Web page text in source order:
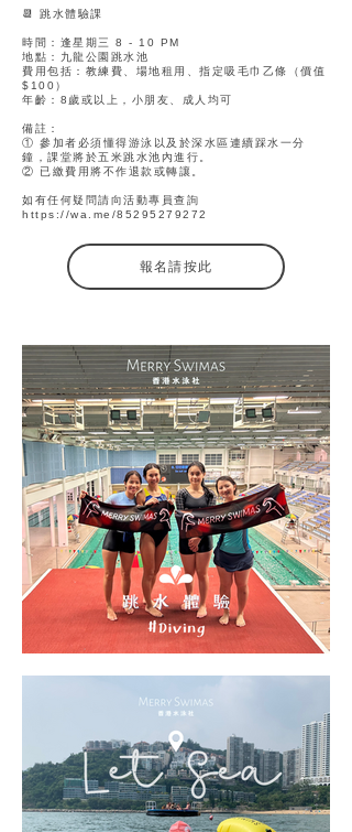
📆 跳水體驗課
時間：逢星期三 8 - 10 PM
地點：九龍公園跳水池
費用包括：教練費、場地租用、指定吸毛巾乙條（價值
$100）
年齡：8歲或以上，小朋友、成人均可
備註：
① 參加者必須懂得游泳以及於深水區連續踩水一分
鐘，課堂將於五米跳水池內進行。
② 已繳費用將不作退款或轉讓。
如有任何疑問請向活動專員查詢
https://wa.me/85295279272
報名請按此